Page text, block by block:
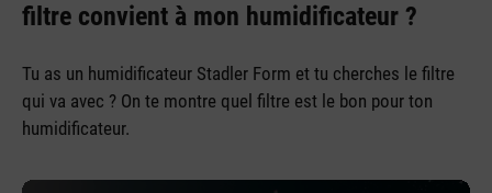
filtre convient à mon humidificateur ?
Tu as un humidificateur Stadler Form et tu cherches le filtre
qui va avec ? On te montre quel filtre est le bon pour ton
humidificateur.